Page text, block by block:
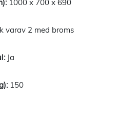
1000 x 700 x 690
varav 2 med broms
Ja
150